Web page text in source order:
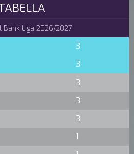
Bank Liga 2026/2027
3
3
3
3
3
1